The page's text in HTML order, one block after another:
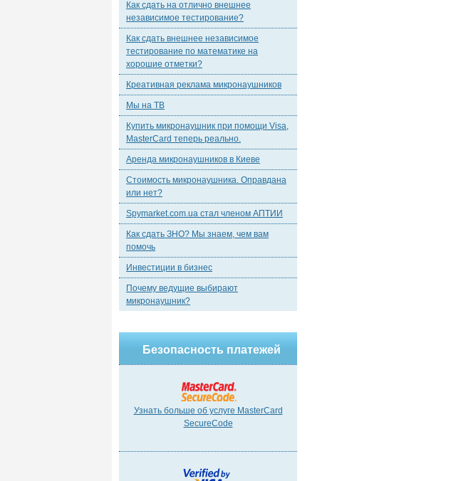
Как сдать на отлично внешнее
независимое тестирование?
Как сдать внешнее независимое
тестирование по математике на
хорошие отметки?
Креативная реклама микронаушников
Мы на ТВ
Купить микронаушник при помощи Visa,
MasterCard теперь реально.
Аренда микронаушников в Киеве
Стоимость микронаушника. Оправдана
или нет?
Spymarket.com.ua стал членом АПТИИ
Как сдать ЗНО? Мы знаем, чем вам
помочь
Инвестиции в бизнес
Почему ведущие выбирают
микронаушник?
Безопасность платежей
Узнать больше об услуге MasterCard
SecureCode